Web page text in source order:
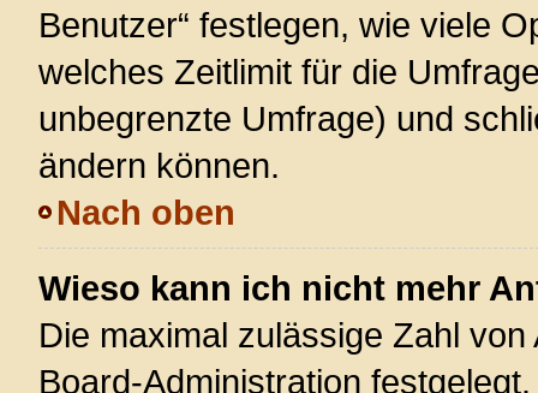
Benutzer“ festlegen, wie viele
welches Zeitlimit für die
unbegrenzte Umfrage) und
ändern können.
Nach oben
Wieso kann ich nicht mehr
Die maximal zulässige Zahl
Board-Administration